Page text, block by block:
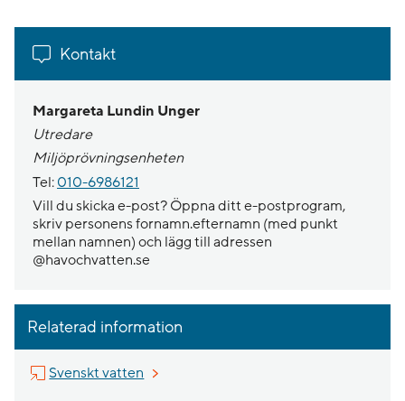
Kontakt
Margareta Lundin Unger
Utredare
Miljöprövningsenheten
Tel: 010-6986121
Vill du skicka e-post? Öppna ditt e-postprogram,
skriv personens fornamn.efternamn (med punkt
mellan namnen) och lägg till adressen
@havochvatten.se
Relaterad information
Svenskt vatten Länk till annan webbplats, öppnas i nytt